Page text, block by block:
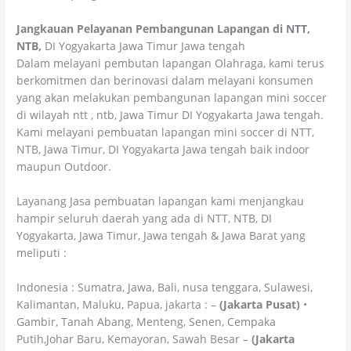
Jangkauan Pelayanan Pembangunan Lapangan di NTT,
NTB, DI Yogyakarta Jawa Timur Jawa tengah
Dalam melayani pembutan lapangan Olahraga, kami terus
berkomitmen dan berinovasi dalam melayani konsumen
yang akan melakukan pembangunan lapangan mini soccer
di wilayah ntt , ntb, Jawa Timur DI Yogyakarta Jawa tengah.
Kami melayani pembuatan lapangan mini soccer di NTT,
NTB, Jawa Timur, DI Yogyakarta Jawa tengah baik indoor
maupun Outdoor.
Layanang Jasa pembuatan lapangan kami menjangkau
hampir seluruh daerah yang ada di NTT, NTB, DI
Yogyakarta, Jawa Timur, Jawa tengah & Jawa Barat yang
meliputi :
Indonesia : Sumatra, Jawa, Bali, nusa tenggara, Sulawesi,
Kalimantan, Maluku, Papua, jakarta : –(Jakarta Pusat) •
Gambir, Tanah Abang, Menteng, Senen, Cempaka
Putih,Johar Baru, Kemayoran, Sawah Besar –(Jakarta